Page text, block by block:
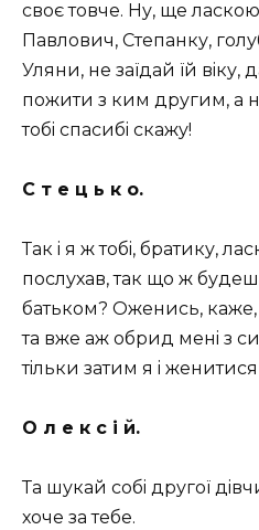
своє товче. Ну, ще
Павлович, Степанку,
Уляни, не заїдай їй вiку,
пожити з ким другим, а
тобi спасибi скажу!
С т е ц ь к о.
Так i я ж тобi, братику,
послухав, так що ж
батьком? Оженись,
та вже аж обрид менi з
тiльки затим я i женитися
О л е к с i й.
Та шукай собi другої
хоче за тебе.